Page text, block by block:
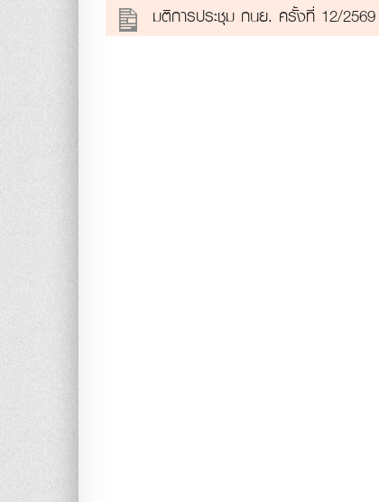
มติการประชุม กนย. ครั้งที่ 12/2569